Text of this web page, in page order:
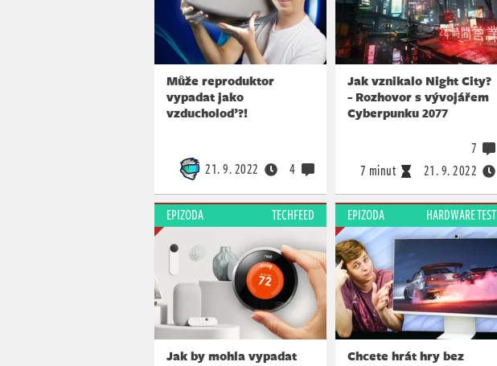
Může reproduktor
vypadat jako
vzducholoď?!
21. 9. 2022 4
Jak vznikalo Night City?
- Rozhovor s vývojářem
Cyberpunku 2077
7 minut 21. 9. 2022
7
EPIZODA TECHFEED
Jak by mohla vypadat
EPIZODA HARDWARE TEST
Chcete hrát hry bez